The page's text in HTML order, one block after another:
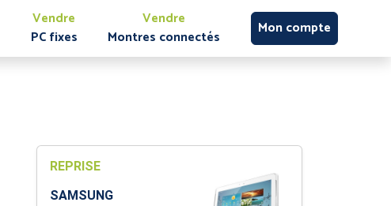
Vendre
PC fixes
Vendre
Montres connectés
Mon compte
REPRISE
SAMSUNG